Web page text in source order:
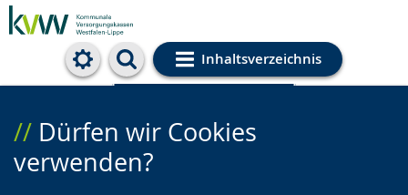
Inhaltsverzeichnis
Cookie-Einstellungen
Dürfen wir Cookies
verwenden?